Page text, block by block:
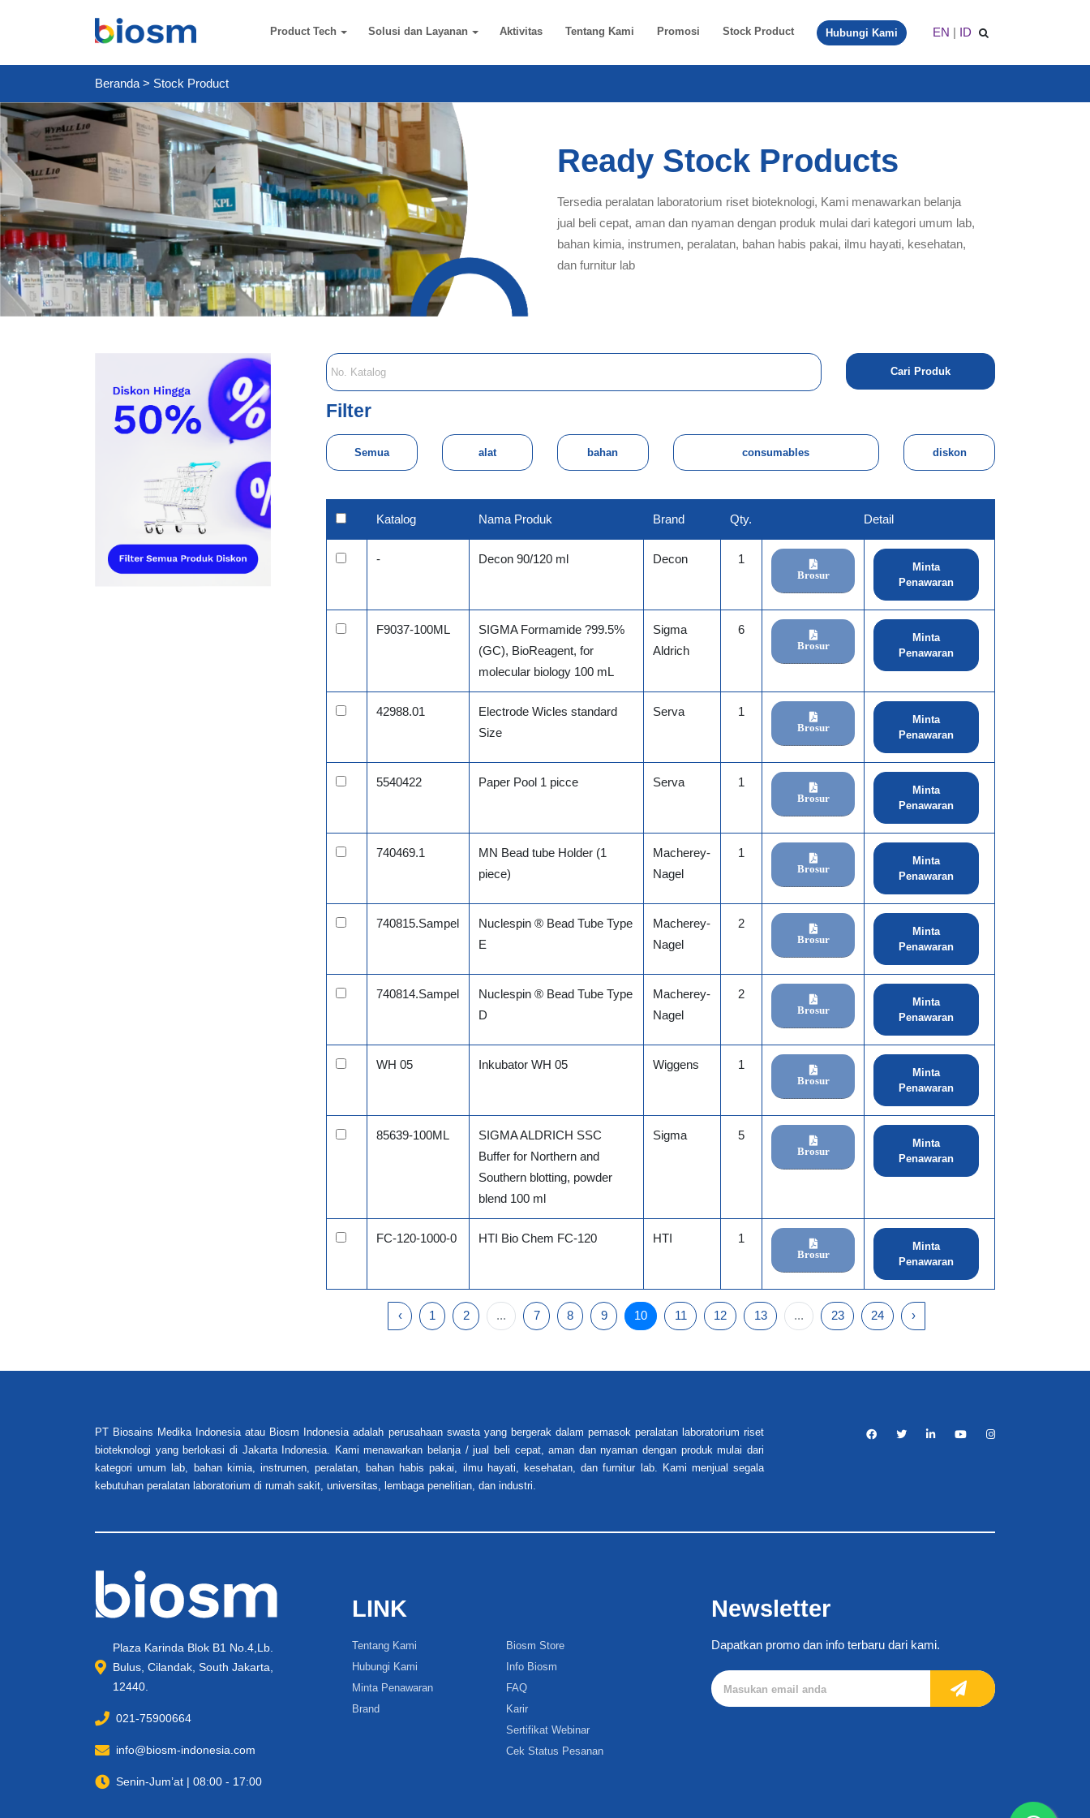
Product Tech Solusi dan Layanan Aktivitas Tentang Kami Promosi Stock Product Hubungi Kami EN | ID
Beranda > Stock Product
Ready Stock Products
Tersedia peralatan laboratorium riset bioteknologi, Kami menawarkan belanja
jual beli cepat, aman dan nyaman dengan produk mulai dari kategori umum lab,
bahan kimia, instrumen, peralatan, bahan habis pakai, ilmu hayati, kesehatan,
dan furnitur lab
Filter
Semua
Katalog Nama Produk Brand Qty. Detail
- Decon 90/120 ml Decon 1
Brosur
Minta
Penawaran
F9037-100ML
SIGMA Formamide ?99.5%
(GC), BioReagent, for
molecular biology 100 mL
Sigma
Aldrich
6
Brosur
Minta
Penawaran
42988.01
Electrode Wicles standard
Size
Serva 1
Brosur
Minta
Penawaran
5540422 Paper Pool 1 picce Serva 1
Brosur
Minta
Penawaran
740469.1
MN Bead tube Holder (1
piece)
Macherey-
Nagel
1
Brosur
Minta
Penawaran
740815.Sampel
Nuclespin ® Bead Tube Type
E
Macherey-
Nagel
2
Brosur
Minta
Penawaran
740814.Sampel
Nuclespin ® Bead Tube Type
D
Macherey-
Nagel
2
Brosur
Minta
Penawaran
WH 05 Inkubator WH 05 Wiggens 1
Brosur
Minta
Penawaran
85639-100ML
SIGMA ALDRICH SSC
Buffer for Northern and
Southern blotting, powder
blend 100 ml
Sigma 5
Brosur
Minta
Penawaran
FC-120-1000-0 HTI Bio Chem FC-120 HTI 1
Brosur
Minta
Penawaran
‹ 1 2 ... 7 8 9 10 11 12 13 ... 23 24 ›
PT Biosains Medika Indonesia atau Biosm Indonesia adalah perusahaan swasta yang bergerak dalam pemasok peralatan laboratorium riset
bioteknologi yang berlokasi di Jakarta Indonesia. Kami menawarkan belanja / jual beli cepat, aman dan nyaman dengan produk mulai dari
kategori umum lab, bahan kimia, instrumen, peralatan, bahan habis pakai, ilmu hayati, kesehatan, dan furnitur lab. Kami menjual segala
kebutuhan peralatan laboratorium di rumah sakit, universitas, lembaga penelitian, dan industri.
Plaza Karinda Blok B1 No.4,Lb.
Bulus, Cilandak, South Jakarta,
12440.
021-75900664
info@biosm-indonesia.com
Senin-Jum’at | 08:00 - 17:00
LINK
Tentang Kami
Hubungi Kami
Minta Penawaran
Brand
Biosm Store
Info Biosm
FAQ
Karir
Sertifikat Webinar
Cek Status Pesanan
Newsletter
Dapatkan promo dan info terbaru dari kami.